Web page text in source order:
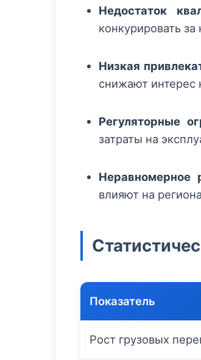
Недостаток
конкурировать
Низкая
снижают интерес
Регуляторные
затраты на
Неравномерное
влияют на
Показатель
Рост грузовых